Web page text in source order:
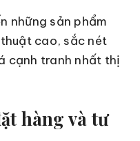
những sản phẩm
cao, sắc nét
cạnh tranh nhất thị
hàng và tư